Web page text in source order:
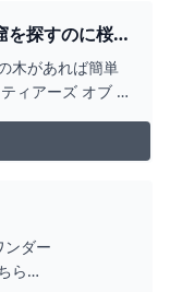
を探すのに桜の
る方法【ゼル
記＃14】 - 電
木があれば簡単
ィアーズ オブ ザ
を発信する総合
ダー
ら